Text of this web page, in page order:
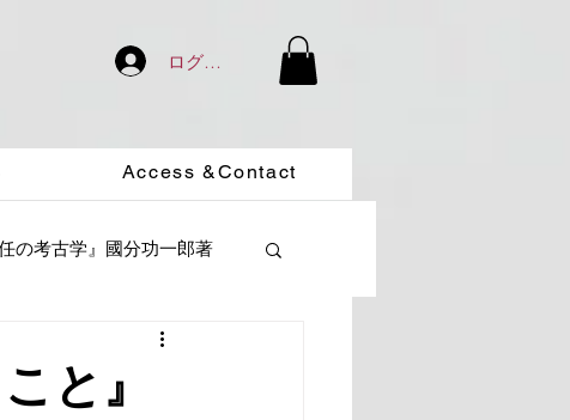
ログイン
Access &Contact
の考古学』國分功一郎著
と』